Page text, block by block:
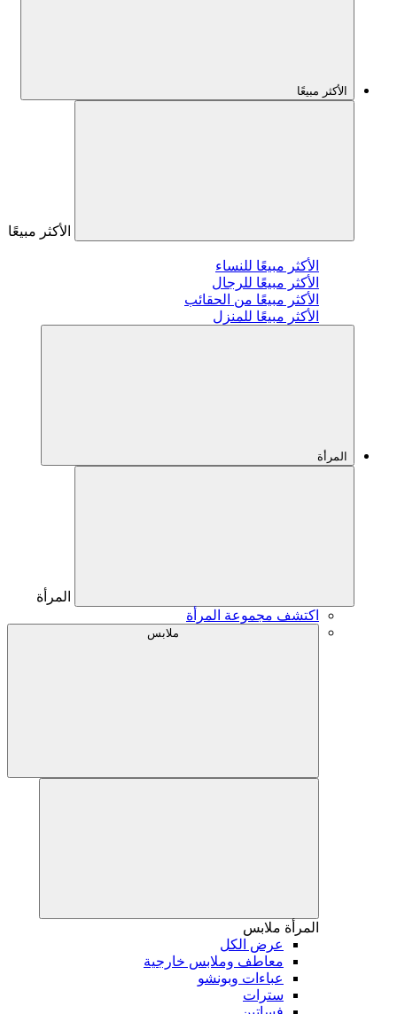
الأكثر مبيعًا
الأكثر مبيعًا
الأكثر مبيعًا للنساء
الأكثر مبيعًا للرجال
الأكثر مبيعًا من الحقائب
الأكثر مبيعًا للمنزل
المرأة
المرأة
اكتشف مجموعة المرأة
ملابس
المرأة ملابس
عرض الكل
معاطف وملابس خارجية
عباءات وبونشو
سترات